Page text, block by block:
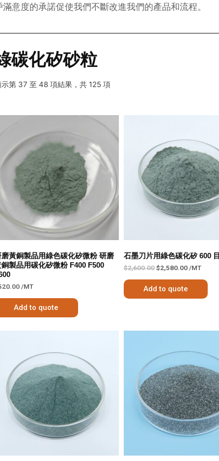
意度的承諾促使我們不斷改進我們的產品和流程。
碳化矽砂粒
第 37 至 48 項結果，共 125 項
黃銅製品用綠色碳化矽微粉 研磨
製品用碳化矽微粉 F400 F500
/MT
Add to quote
石墨刀片用綠色碳化矽 600 目
$2,600.00$2,580.00/MT
Add to quote